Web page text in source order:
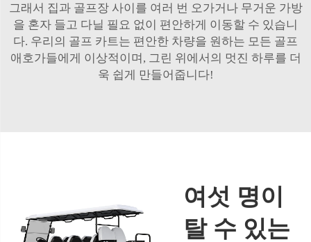
그래서 집과 골프장 사이를 여러 번 오가거나 무거운 가방
을 혼자 들고 다닐 필요 없이 편안하게 이동할 수 있습니
다. 우리의 골프 카트는 편안한 차량을 원하는 모든 골프
애호가들에게 이상적이며, 그린 위에서의 멋진 하루를 더
욱 쉽게 만들어줍니다!
여섯 명이
탈 수 있는